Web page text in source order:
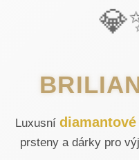
Luxusní
prsteny a dárky pro